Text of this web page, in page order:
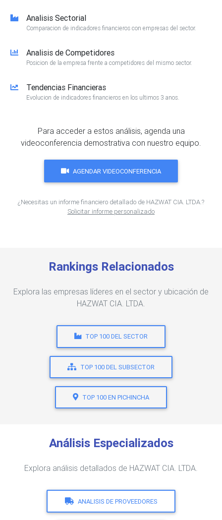
Analisis Sectorial
Comparacion de indicadores financieros con empresas del sector.
Analisis de Competidores
Posicion de la empresa frente a competidores del mismo sector.
Tendencias Financieras
Evolucion de indicadores financieros en los ultimos 3 anos.
Para acceder a estos análisis, agenda una
videoconferencia demostrativa con nuestro equipo.
AGENDAR VIDEOCONFERENCIA
¿Necesitas un informe financiero detallado de HAZWAT CIA. LTDA.?
Solicitar informe personalizado
Rankings Relacionados
Explora las empresas líderes en el sector y ubicación de
HAZWAT CIA. LTDA.
TOP 100 DEL SECTOR
TOP 100 DEL SUBSECTOR
TOP 100 EN PICHINCHA
Análisis Especializados
Explora análisis detallados de HAZWAT CIA. LTDA.
ANALISIS DE PROVEEDORES